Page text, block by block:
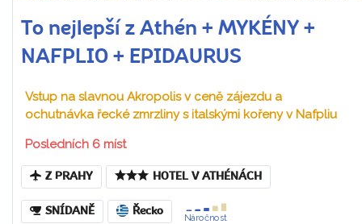
To nejlepší z Athén + MYKÉNY +
NAFPLIO + EPIDAURUS
Vstup na slavnou Akropolis v ceně zájezdu a
ochutnávka řecké zmrzliny s italskými kořeny v Nafpliu
Posledních 6 míst
Z PRAHY HOTEL V ATHÉNÁCH
SNÍDANĚ Řecko
Náročnost